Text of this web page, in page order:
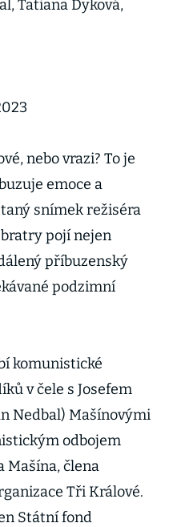
Tatiana Dyková,
nebo vrazi? To je
emoce a
snímek režiséra
pojí nejen
příbuzenský
podzimní
komunistické
v čele s Josefem
Nedbal) Mašínovými
odbojem
Mašína, člena
Tři Králové.
Státní fond